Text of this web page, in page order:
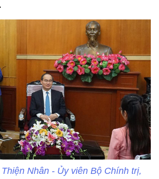
Nhân - Ủy viên Bộ Chính trị,